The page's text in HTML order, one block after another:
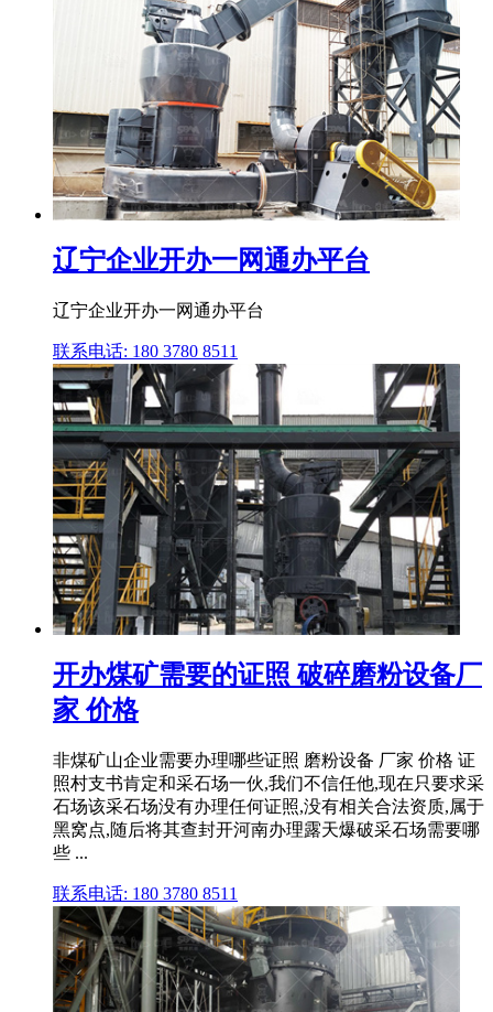
辽宁企业开办一网通办平台
辽宁企业开办一网通办平台
联系电话: 180 3780 8511
开办煤矿需要的证照 破碎磨粉设备厂
家 价格
非煤矿山企业需要办理哪些证照 磨粉设备 厂家 价格 证
照村支书肯定和采石场一伙,我们不信任他,现在只要求采
石场该采石场没有办理任何证照,没有相关合法资质,属于
黑窝点,随后将其查封开河南办理露天爆破采石场需要哪
些 ...
联系电话: 180 3780 8511